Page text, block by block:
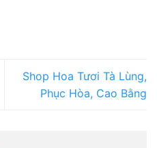
Shop Hoa Tươi Tà Lùng,
Phục Hòa, Cao Bằng